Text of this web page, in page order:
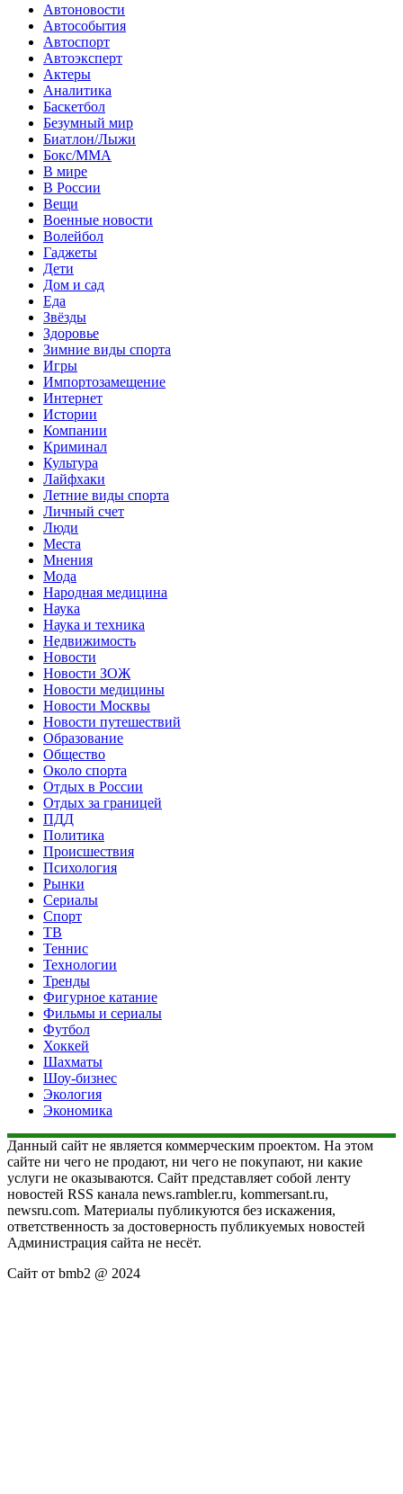
Автоновости
Автособытия
Автоспорт
Автоэксперт
Актеры
Аналитика
Баскетбол
Безумный мир
Биатлон/Лыжи
Бокс/MMA
В мире
В России
Вещи
Военные новости
Волейбол
Гаджеты
Дети
Дом и сад
Еда
Звёзды
Здоровье
Зимние виды спорта
Игры
Импортозамещение
Интернет
Истории
Компании
Криминал
Культура
Лайфхаки
Летние виды спорта
Личный счет
Люди
Места
Мнения
Мода
Народная медицина
Наука
Наука и техника
Недвижимость
Новости
Новости ЗОЖ
Новости медицины
Новости Москвы
Новости путешествий
Образование
Общество
Около спорта
Отдых в России
Отдых за границей
ПДД
Политика
Происшествия
Психология
Рынки
Сериалы
Спорт
ТВ
Теннис
Технологии
Тренды
Фигурное катание
Фильмы и сериалы
Футбол
Хоккей
Шахматы
Шоу-бизнес
Экология
Экономика
Данный сайт не является коммерческим проектом. На этом
сайте ни чего не продают, ни чего не покупают, ни какие
услуги не оказываются. Сайт представляет собой ленту
новостей RSS канала news.rambler.ru, kommersant.ru,
newsru.com. Материалы публикуются без искажения,
ответственность за достоверность публикуемых новостей
Администрация сайта не несёт.
Сайт от bmb2 @ 2024